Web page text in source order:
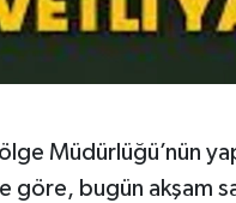
Müdürlüğü’nün
göre, bugün akşam